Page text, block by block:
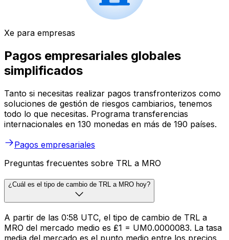
Xe para empresas
Pagos empresariales globales
simplificados
Tanto si necesitas realizar pagos transfronterizos como
soluciones de gestión de riesgos cambiarios, tenemos
todo lo que necesitas. Programa transferencias
internacionales en 130 monedas en más de 190 países.
Pagos empresariales
Preguntas frecuentes sobre TRL a MRO
¿Cuál es el tipo de cambio de TRL a MRO hoy?
A partir de las 0:58 UTC, el tipo de cambio de TRL a
MRO del mercado medio es ₤1 = UM0.0000083. La tasa